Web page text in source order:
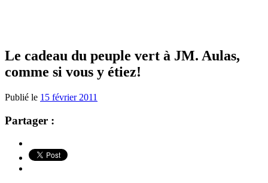
Le cadeau du peuple vert à JM. Aulas,
comme si vous y étiez!
Publié le 15 février 2011
Partager :